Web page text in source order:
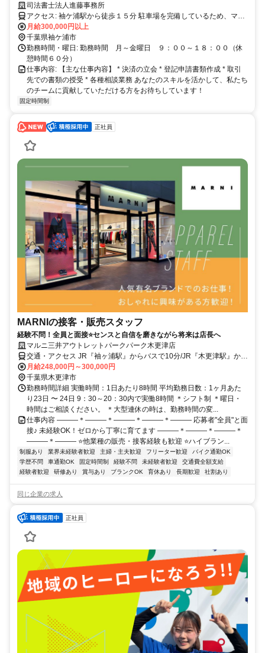
司法書士法人進藤事務所
アクセス: 袖ケ浦駅から徒歩１５分 駐車場を完備しているため、マイ
カー通勤も可能です。
月給300,000円以上
千葉県袖ケ浦市
勤務時間・曜日: 勤務時間 月～金曜日 ９：００～１８：００（休
憩時間６０分）
仕事内容: 【主な仕事内容】 * 決済の立会 * 登記申請書類作成 * 取引
先での書類の授受 * 各種相談業務 あなたのスキルを活かして、私たち
のチームに貢献していただける方をお待ちしています！
固定時間制
正社員
MARNIの接客・販売スタッフ
経験不問！全員と面接⭐センスと自信を磨きながら将来は店長へ
マルニ三井アウトレットパークパーク木更津店
交通・アクセス JR『袖ヶ浦駅』からバスで10分/JR『木更津駅』から
バスで20分
月給248,000円～300,000円
千葉県木更津市
勤務時間詳細 実働時間：1日あたり8時間 平均勤務日数：1ヶ月あた
り23日 〜 24日 9：30～20：30内で実働8時間 ＊シフト制 ＊曜日・
時間はご相談ください。 ＊大型連休の時は、勤務時間の変...
仕事内容 ―――＊―――＊―――＊―――＊――― 応募者"全員"と面
接♪ 未経験OK！ゼロから丁寧に育てます ―――＊―――＊―――＊
―――＊――― ⭐他業種の販売・接客経験も歓迎 ⭐ハイブラン...
制服あり 業界未経験者歓迎 主婦・主夫歓迎 フリーター歓迎
バイク通勤OK
学歴不問
車通勤OK 固定時間制 経験不問 未経験者歓迎
交通費全額支給
経験者歓迎
研修あり 賞与あり ブランクOK 育休あり 長期歓迎 社割あり
同じ企業の求人
正社員